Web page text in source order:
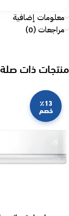
معلومات إضافية
مراجعات (0)
منتجات ذات صلة
٪13
خصم